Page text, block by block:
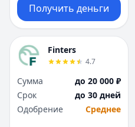
Получить деньги
Finters
4.7
Сумма
до 20 000 ₽
Срок
до 30 дней
Одобрение
Среднее